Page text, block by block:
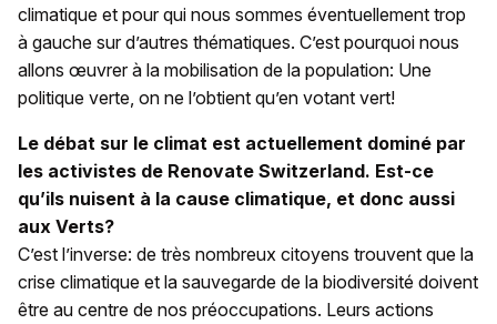
climatique et pour qui nous sommes éventuellement trop
à gauche sur d’autres thématiques. C’est pourquoi nous
allons œuvrer à la mobilisation de la population: Une
politique verte, on ne l’obtient qu’en votant vert!
Le débat sur le climat est actuellement dominé par
les activistes de Renovate Switzerland. Est-ce
qu’ils nuisent à la cause climatique, et donc aussi
aux Verts?
C’est l’inverse: de très nombreux citoyens trouvent que la
crise climatique et la sauvegarde de la biodiversité doivent
être au centre de nos préoccupations. Leurs actions